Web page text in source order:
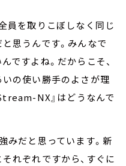
員を取りこぼしなく同じ
思うんです。みんなで
ですよね。だからこそ、
の使い勝手のよさが理
NX』はどうなんで
みだと思っています。新
れぞれですから、すぐに